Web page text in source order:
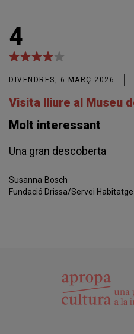
4
DIVENDRES, 6 MARÇ 2026
Visita lliure al Museu
Molt interessant
Una gran descoberta
Susanna Bosch
Fundació Drissa/Servei Habitatge